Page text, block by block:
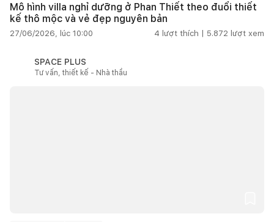
Mô hình villa nghỉ dưỡng ở Phan Thiết theo đuổi thiết
kế thô mộc và vẻ đẹp nguyên bản
27/06/2026, lúc 10:00 4 lượt thích | 5.872 lượt xem
SPACE PLUS
Tư vấn, thiết kế - Nhà thầu